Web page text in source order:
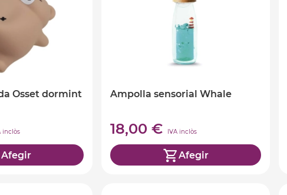
Osset dormint
inclòs
Afegir
Ampolla sensorial Whale
18,00 € IVA inclòs
Afegir